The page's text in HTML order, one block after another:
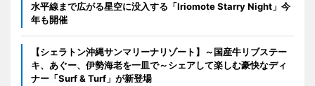
水平線まで広がる星空に没入する「Iriomote Starry Night」今
年も開催
【シェラトン沖縄サンマリーナリゾート】～国産牛リブステー
キ、あぐー、伊勢海老を一皿で～シェアして楽しむ豪快なディ
ナー「Surf & Turf」が新登場